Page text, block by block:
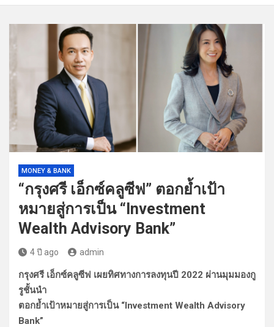
MONEY & BANK
“กรุงศรี เอ็กซ์คลูซีฟ” ตอกย้ำเป้า
หมายสู่การเป็น “Investment
Wealth Advisory Bank”
4 ปี ago admin
กรุงศรี เอ็กซ์คลูซีฟ เผยทิศทางการลงทุนปี 2022 ผ่านมุมมองกู
รูชั้นนำ
ตอกย้ำเป้าหมายสู่การเป็น “Investment Wealth Advisory
Bank”